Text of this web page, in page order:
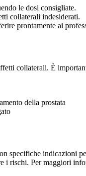
le dosi consigliate.
collaterali indesiderati.
prontamente ai
collaterali. È
della prostata
specifiche indicazioni
i rischi. Per maggiori